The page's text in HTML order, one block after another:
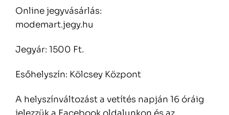
Online jegyvásárlás:
modemart.jegy.hu
Jegyár: 1500 Ft.
Esőhelyszín: Kölcsey Központ
A helyszínváltozást a vetítés napján 16 óráig